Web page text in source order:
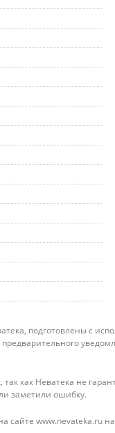
подготовлены с
как Неватека не
заметили ошибку.
сайте